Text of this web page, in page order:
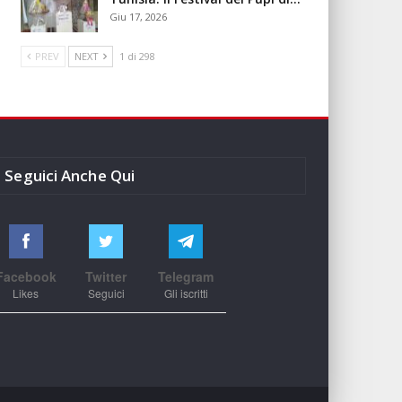
Giu 17, 2026
PREV NEXT 1 di 298
Seguici Anche Qui
Likes
Twitter
Seguici
Telegram
Gli iscritti